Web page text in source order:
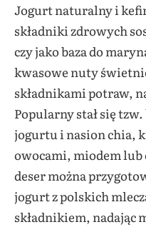
Jogurt naturalny i
składniki zdrowych
czy jako baza do
kwasowe nuty
składnikami potraw,
Popularny stał się
jogurtu i nasion chia,
owocami, miodem
deser można
jogurt z polskich
składnikiem, nadając